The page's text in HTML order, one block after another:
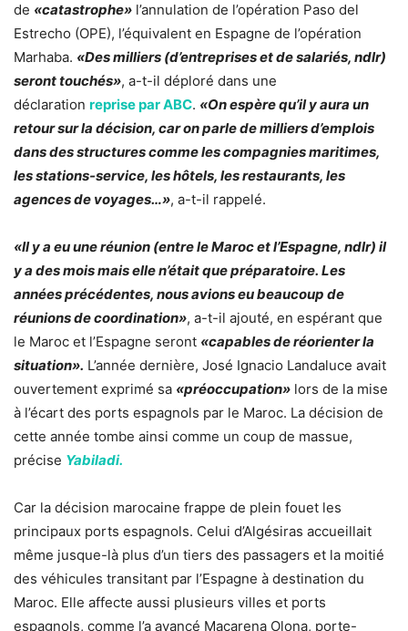
de «catastrophe» l’annulation de l’opération Paso del
Estrecho (OPE), l’équivalent en Espagne de l’opération
Marhaba. «Des milliers (d’entreprises et de salariés, ndlr)
seront touchés», a-t-il déploré dans une
déclaration reprise par ABC. «On espère qu’il y aura un
retour sur la décision, car on parle de milliers d’emplois
dans des structures comme les compagnies maritimes,
les stations-service, les hôtels, les restaurants, les
agences de voyages…», a-t-il rappelé.
«Il y a eu une réunion (entre le Maroc et l’Espagne, ndlr) il
y a des mois mais elle n’était que préparatoire. Les
années précédentes, nous avions eu beaucoup de
réunions de coordination», a-t-il ajouté, en espérant que
le Maroc et l’Espagne seront «capables de réorienter la
situation». L’année dernière, José Ignacio Landaluce avait
ouvertement exprimé sa «préoccupation» lors de la mise
à l’écart des ports espagnols par le Maroc. La décision de
cette année tombe ainsi comme un coup de massue,
précise Yabiladi.
Car la décision marocaine frappe de plein fouet les
principaux ports espagnols. Celui d’Algésiras accueillait
même jusque-là plus d’un tiers des passagers et la moitié
des véhicules transitant par l’Espagne à destination du
Maroc. Elle affecte aussi plusieurs villes et ports
espagnols, comme l’a avancé Macarena Olona, porte-